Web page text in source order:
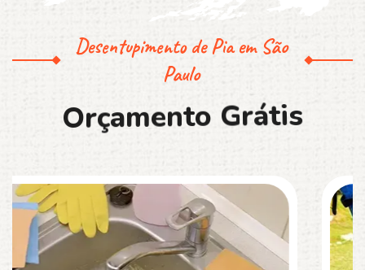
Desentupimento de Pia em São
Paulo
Orçamento Grátis